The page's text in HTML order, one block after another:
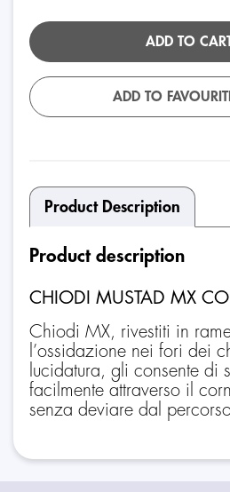
ADD TO
ADD TO
Product Description
Product description
CHIODI MUSTAD MX
Chiodi MX, rivestiti in
l’ossidazione nei fori dei
lucidatura, gli consente di
facilmente attraverso il
senza deviare dal